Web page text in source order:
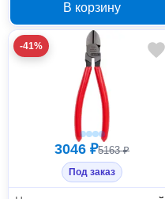
В корзину
-41%
3046 ₽5163 ₽
Под заказ